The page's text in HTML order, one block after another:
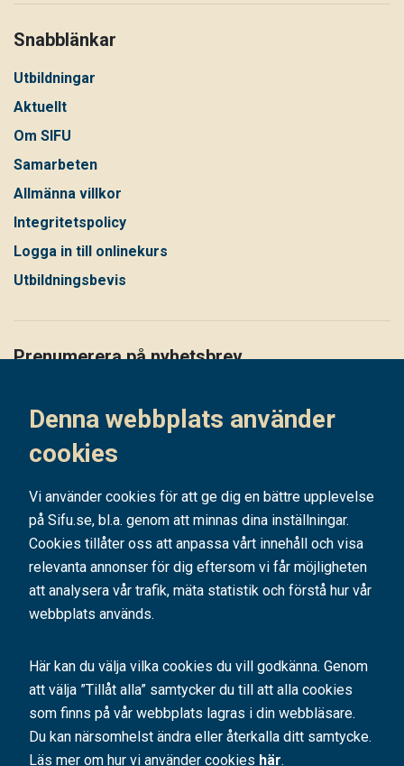
Denna webbplats använder
cookies
Vi använder cookies för att ge dig en bättre upplevelse
på Sifu.se, bl.a. genom att minnas dina inställningar.
Cookies tillåter oss att anpassa vårt innehåll och visa
relevanta annonser för dig eftersom vi får möjligheten
att analysera vår trafik, mäta statistik och förstå hur vår
webbplats används.
Här kan du välja vilka cookies du vill godkänna. Genom
att välja ”Tillåt alla” samtycker du till att alla cookies
som finns på vår webbplats lagras i din webbläsare.
Du kan närsomhelst ändra eller återkalla ditt samtycke.
Läs mer om hur vi använder cookies här.
Snabblänkar
Utbildningar
Aktuellt
Om SIFU
Samarbeten
Allmänna villkor
Integritetspolicy
Logga in till onlinekurs
Utbildningsbevis
Prenumerera på nyhetsbrev
Prenumerera
SIFU är ett av Sveriges ledande utbildningsföretag. Med hundratals kurser
och konferenser bidrar vi årligen till tusentals personers
kompetensutveckling.
En bra utbildning håller vad den lovar - vi har98% nöjda kunder